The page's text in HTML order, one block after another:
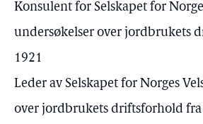
Konsulent for Selskapet for
undersøkelser over jordbrukets
1921
Leder av Selskapet for Norges
over jordbrukets driftsforhold fra